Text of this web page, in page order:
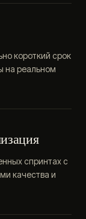
короткий срок
на реальном
спринтах с
качества и